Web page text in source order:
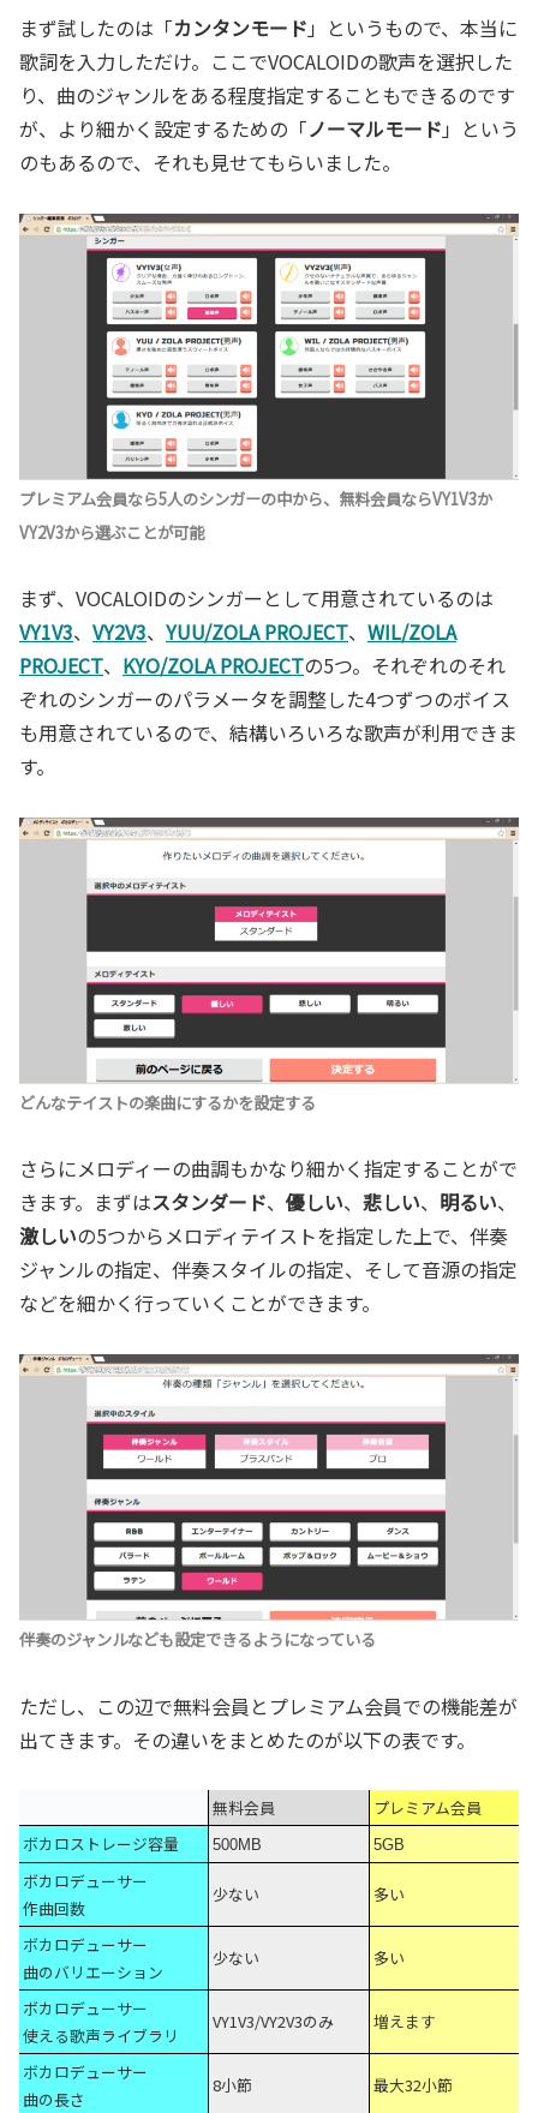
まず試したのは「カンタンモード 」というもので、本当に
歌詞を入力しただけ。ここでVOCALOIDの歌声を選択した
り、曲のジャンルをある程度指定することもできるのです
が、より細かく設定するための「ノーマルモード 」という
のもあるので、それも見せてもらいました。
プレミアム会員なら5人のシンガーの中から、無料会員ならVY1V3か
VY2V3から選ぶことが可能
まず、VOCALOIDのシンガーとして用意されているのは
VY1V3、 VY2V3、 YUU/ZOLA PROJECT、 WIL/ZOLA
PROJECT、 KYO/ZOLA PROJECTの5つ。それぞれのそれ
ぞれのシンガーのパラメータを調整した4つずつのボイス
も用意されているので、結構いろいろな歌声が利用できま
す。
どんなテイストの楽曲にするかを設定する
さらにメロディーの曲調もかなり細かく指定することがで
きます。まずはスタンダード、 優しい、 悲しい、 明るい、
激しいの5つからメロディテイストを指定した上で、伴奏
ジャンルの指定、伴奏スタイルの指定、そして音源の指定
などを細かく行っていくことができます。
伴奏のジャンルなども設定できるようになっている
ただし、この辺で無料会員とプレミアム会員での機能差が
出てきます。その違いをまとめたのが以下の表です。
無料会員
プレミアム会員
ボカロストレージ容量
500MB 5GB
ボカロデューサー
作曲回数
少ない 多い
ボカロデューサー
曲のバリエーション
少ない 多い
ボカロデューサー
使える歌声ライブラリ
VY1V3/VY2V3のみ 増えます
ボカロデューサー
曲の長さ
8小節 最大32小節